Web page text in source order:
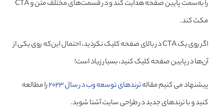
را به‌سمت پایین صفحه هدایت کند و در قسمت‌های مختلف متن و CTA
مکث کند.
اگر روی یک CTA در بالای صفحه کلیک نکردید، احتمال این‌که روی یکی از
آن‌ها در پایین صفحه کلیک کنید، بسیار زیاد است!
پیشنهاد می کنیم مقالهترندهای توسعه وب‌ در سال ۲۰۲۳
را مطالعه
کنید و با ترندهای جدید در طراحی سایت آشنا شوید.